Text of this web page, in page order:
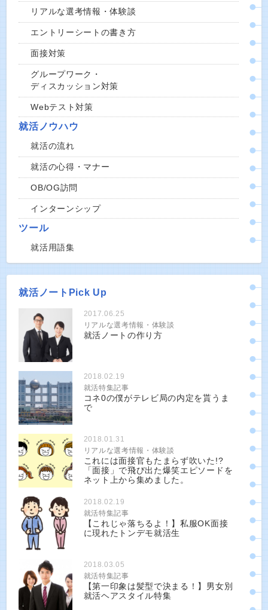
リアルな選考情報・体験談
エントリーシートの書き方
面接対策
グループワーク・
ディスカッション対策
Webテスト対策
就活ノウハウ
就活の流れ
就活の心得・マナー
OB/OG訪問
インターンシップ
ツール
就活用語集
就活ノートPick Up
2017.06.25
リアルな選考情報・体験談
就活ノートの作り方
2018.02.19
就活特集記事
コネ0の僕がテレビ局の内定を貰うま
で
2018.01.31
リアルな選考情報・体験談
これには面接官もたまらず吹いた!?
「面接」で飛び出た爆笑エピソードを
ネット上から集めました。
2018.02.19
就活特集記事
【これじゃ落ちるよ！】私服OK面接
に現れたトンデモ就活生
2018.03.05
就活特集記事
【第一印象は髪型で決まる！】男女別
就活ヘアスタイル特集